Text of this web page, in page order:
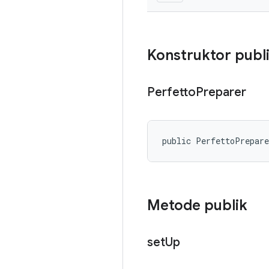
Konstruktor
PerfettoPreparer
public
Metode publik
setUp